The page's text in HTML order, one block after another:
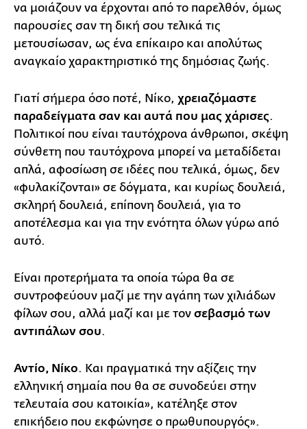
να μοιάζουν να έρχονται από το παρελθόν, όμως
παρουσίες σαν τη δική σου τελικά τις
μετουσίωσαν, ως ένα επίκαιρο και απολύτως
αναγκαίο χαρακτηριστικό της δημόσιας ζωής.
Γιατί σήμερα όσο ποτέ, Νίκο, χρειαζόμαστε
παραδείγματα σαν και αυτά που μας χάρισες.
Πολιτικοί που είναι ταυτόχρονα άνθρωποι, σκέψη
σύνθετη που ταυτόχρονα μπορεί να μεταδίδεται
απλά, αφοσίωση σε ιδέες που τελικά, όμως, δεν
«φυλακίζονται» σε δόγματα, και κυρίως δουλειά,
σκληρή δουλειά, επίπονη δουλειά, για το
αποτέλεσμα και για την ενότητα όλων γύρω από
αυτό.
Είναι προτερήματα τα οποία τώρα θα σε
συντροφεύουν μαζί με την αγάπη των χιλιάδων
φίλων σου, αλλά μαζί και με τον σεβασμό των
αντιπάλων σου.
Αντίο, Νίκο. Και πραγματικά την αξίζεις την
ελληνική σημαία που θα σε συνοδεύει στην
τελευταία σου κατοικία», κατέληξε στον
επικήδειο που εκφώνησε ο πρωθυπουργός».